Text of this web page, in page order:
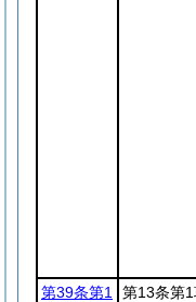
第39条第1
第13条第